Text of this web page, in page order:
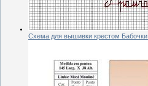
Схема для вышивки крестом Бабочки.